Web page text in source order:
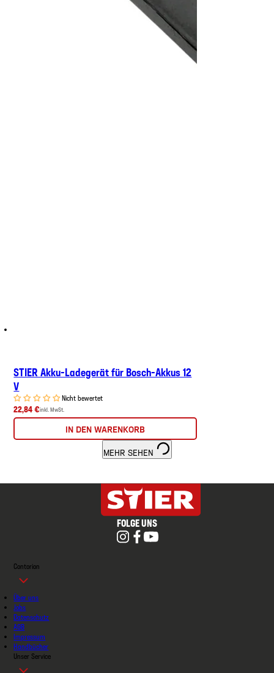
STIER Akku-Ladegerät für Bosch-Akkus 12
V
Nicht bewertet
22,84 €inkl. MwSt.
IN DEN WARENKORB
MEHR SEHEN
FOLGE UNS
Contorion
Über uns
Jobs
Datenschutz
AGB
Impressum
Handbücher
Unser Service